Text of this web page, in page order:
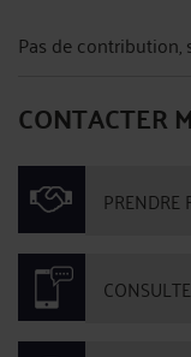
Pas de contribution,
CONTACTER
PRENDRE